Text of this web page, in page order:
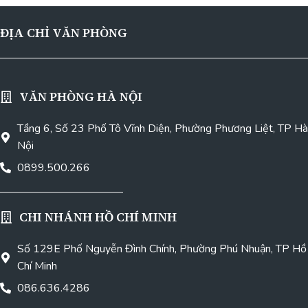
ĐỊA CHỈ VĂN PHÒNG
VĂN PHÒNG HÀ NỘI
Tầng 6, Số 23 Phố Tô Vĩnh Diện, Phường Phương Liệt, TP Hà
Nội
0899.500.266
CHI NHÁNH HỒ CHÍ MINH
Số 129E Phố Nguyễn Đình Chính, Phường Phú Nhuận, TP Hồ
Chí Minh
086.636.4286